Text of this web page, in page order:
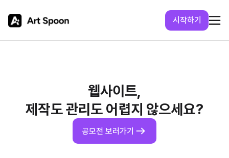
시작하기
웹사이트,
제작도 관리도 어렵지 않으세요?
공모전 보러가기